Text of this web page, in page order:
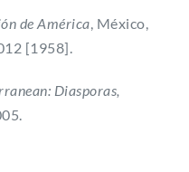
de América, México,
[1958].
Diasporas,